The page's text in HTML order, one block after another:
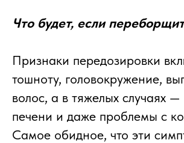
Что будет, если
Признаки передозировки
тошноту, головокружение,
волос, а в тяжелых случаях
печени и даже проблемы с
Самое обидное, что эти